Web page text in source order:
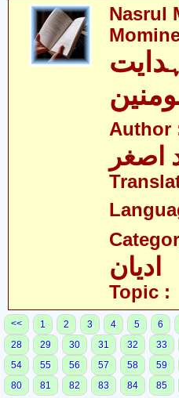
Nasrul
Author
اصغر
ادیان
Topic :
<< 1 2 3 4 5 6
28
29 30 31 32 33
54
55 56 57 58 59
80
81 82 83 84 85